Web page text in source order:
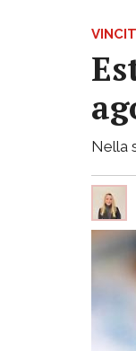
Nella